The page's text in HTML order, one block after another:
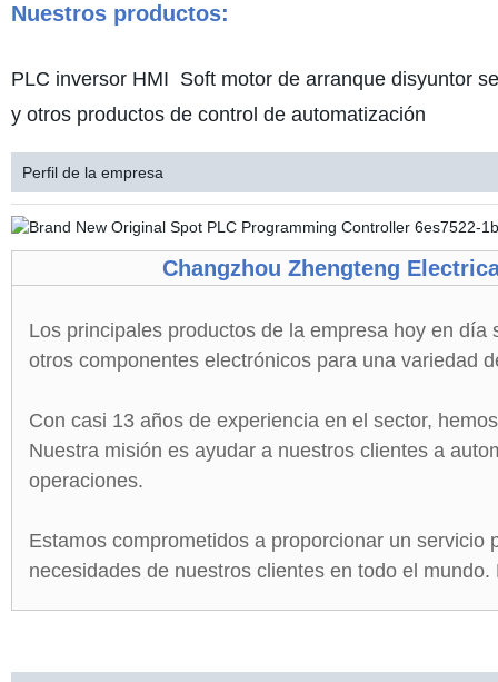
Nuestros productos:
PLC inversor HMI Soft motor de arranque disyuntor
y otros productos de control de automatización
Perfil de la empresa
Changzhou Zhengteng
Los principales productos de la empresa hoy en
otros componentes electrónicos para una variedad
Con casi 13 años de experiencia en el sector,
Nuestra misión es ayudar a nuestros clientes a
operaciones.
Estamos comprometidos a proporcionar un
necesidades de nuestros clientes en todo el